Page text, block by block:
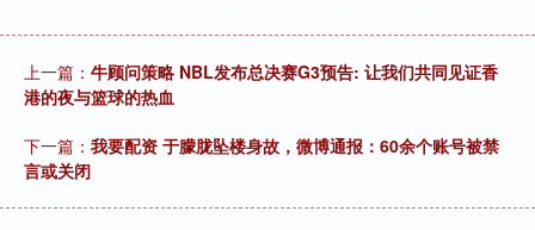
上一篇： 牛顾问策略 NBL发布总决赛G3预告: 让我们共同见证香
港的夜与篮球的热血
下一篇： 我要配资 于朦胧坠楼身故，微博通报：60余个账号被禁
言或关闭